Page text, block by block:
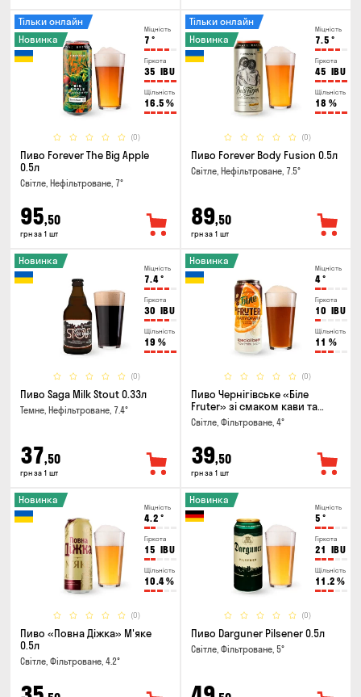
Міцність
7 °
Гіркота
35 IBU
Щільність
16.5 %
(0)
Тільки онлайн
Новинка
Пиво Forever The Big Apple
0.5л
Світле, Нефільтроване, 7°
95,50
грн за 1 шт
Міцність
7.5 °
Гіркота
45 IBU
Щільність
18 %
(0)
Тільки онлайн
Новинка
Пиво Forever Body Fusion 0.5л
Світле, Нефільтроване, 7.5°
89,50
грн за 1 шт
Міцність
7.4°
Гіркота
30 IBU
Щільність
19 %
(0)
Новинка
Пиво Saga Milk Stout 0.33л
Темне, Нефільтроване, 7.4°
37,50
грн за 1 шт
Міцність
4°
Гіркота
10 IBU
Щільність
11 %
(0)
Новинка
Пиво Чернігівське «Біле
Fruter» зі смаком кави та
апельсину 0.5л
Світле, Фільтроване, 4°
39,50
грн за 1 шт
Міцність
4.2 °
Гіркота
15 IBU
Щільність
10.4%
(0)
Новинка
Пиво «Повна Діжка» М'яке
0.5л
Світле, Фільтроване, 4.2°
Міцність
5 °
Гіркота
21 IBU
Щільність
11.2 %
(0)
Новинка
Пиво Darguner Pilsener 0.5л
Світле, Фільтроване, 5°